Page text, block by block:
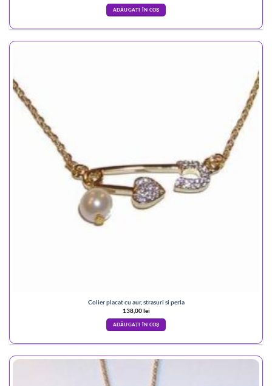
ADĂUGAȚI ÎN COȘ
Colier placat cu aur, strasuri si perla
138,00lei
ADĂUGAȚI ÎN COȘ